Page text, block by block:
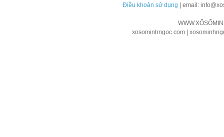
Điều khoản sử dụng | email:
xosominhngoc.com |